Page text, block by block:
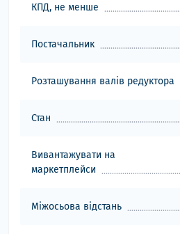
КПД, не менше
Постачальник
Розташування валів редуктора
Стан
Вивантажувати на
маркетплейси
Міжосьова відстань